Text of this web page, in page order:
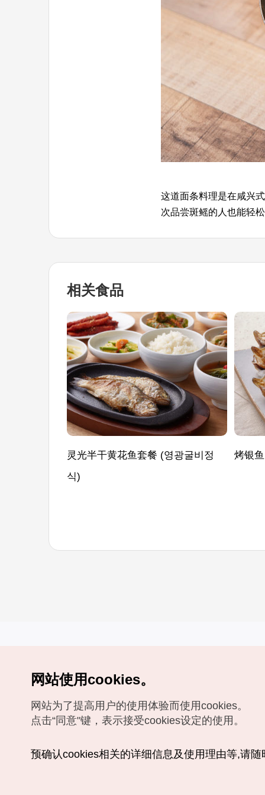
这道面条料理是在咸兴
次品尝斑鳐的人也能轻
相关食品
灵光半干黄花鱼套餐 (영광굴비정
식)
烤银
如有相关疑问或建议，欢迎来信。VISITKOREA官方邮箱
chnsim@knto.or.kr
网站使用cookies。
网站为了提高用户的使用体验而使用cookies。
点击“同意"键，表示接受cookies设定的使用。
预确认cookies相关的详细信息及使用理由等,请